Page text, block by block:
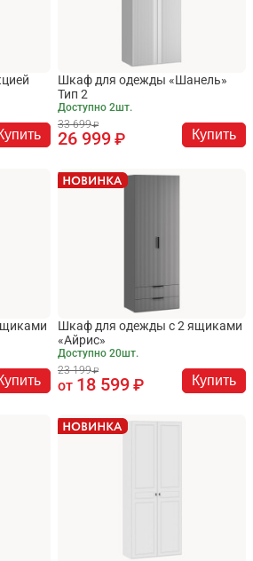
Шкаф для одежды «Шанель»
Тип 2
Доступно 2шт.
33 699
26 999 Купить
Шкаф для одежды с 2 ящиками
«Айрис»
Доступно 20шт.
23 199
от 18 599 Купить